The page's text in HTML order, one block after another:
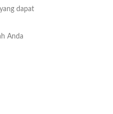
dapat
Anda